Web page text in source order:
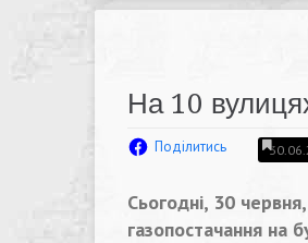
На 10
Поділитись
Сьогодні, 30
газопостачання на